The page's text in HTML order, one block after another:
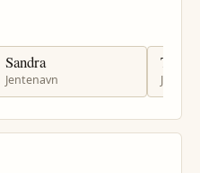
Sandra
Jentenavn